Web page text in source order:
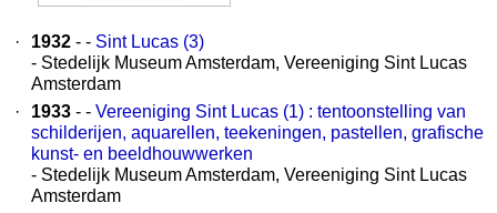
· 1932 - - Sint Lucas (3)
- Stedelijk Museum Amsterdam, Vereeniging Sint Lucas
Amsterdam
·
1933 - - Vereeniging Sint Lucas (1) : tentoonstelling van
schilderijen, aquarellen, teekeningen, pastellen, grafische
kunst- en beeldhouwwerken
- Stedelijk Museum Amsterdam, Vereeniging Sint Lucas
Amsterdam